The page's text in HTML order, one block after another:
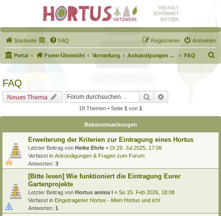
Startseite FAQ Anmelden
Registrieren
Portal Foren-Übersicht Vorstellung Ankündigungen & Fragen zum Forum FAQ
u
FAQ
Neues Thema Suche
18 Themen • Seite 1 von 1
Bekanntmachungen
Erweiterung der Kriterien zur Eintragung eines Hortus
Letzter Beitrag von Heike Ehrle « Di 29. Jul 2025, 17:08
Verfasst in Ankündigungen & Fragen zum Forum
Antworten: 3
[Bitte lesen] Wie funktioniert die Eintragung Eurer
Gartenprojekte
Letzter Beitrag von Hortus anima l « So 15. Feb 2026, 18:08
Verfasst in Eingetragener Hortus - Mein Hortus und ich!
Antworten: 1